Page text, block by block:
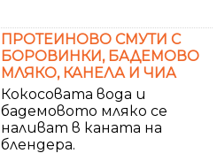
ПРОТЕИНОВО СМУТИ С
БОРОВИНКИ, БАДЕМОВО
МЛЯКО, КАНЕЛА И ЧИА
Кокосовата вода и
бадемовото мляко се
наливат в каната на
блендера.